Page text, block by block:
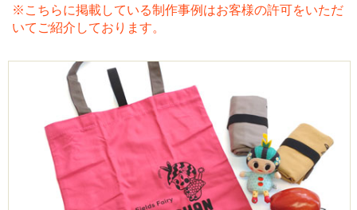
※こちらに掲載している制作事例はお客様の許可をいただ
いてご紹介しております。